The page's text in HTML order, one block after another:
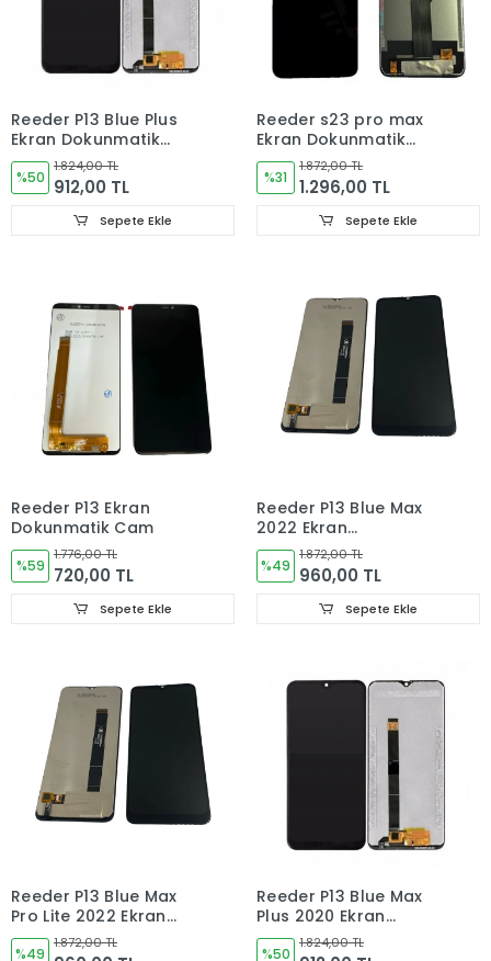
Reeder P13 Blue Plus
Ekran Dokunmatik
Cam
%50
1.824,00 TL
912,00 TL
Sepete Ekle
Reeder s23 pro max
Ekran Dokunmatik
Cam
%31
1.872,00 TL
1.296,00 TL
Sepete Ekle
Reeder P13 Ekran
Dokunmatik Cam
%59
1.776,00 TL
720,00 TL
Sepete Ekle
Reeder P13 Blue Max
2022 Ekran
Dokunmatik Cam
%49
1.872,00 TL
960,00 TL
Sepete Ekle
Reeder P13 Blue Max
Pro Lite 2022 Ekran
Dokunmatik Cam
%49
1.872,00 TL
Reeder P13 Blue Max
Plus 2020 Ekran
Dokunmatik Cam
%50
1.824,00 TL